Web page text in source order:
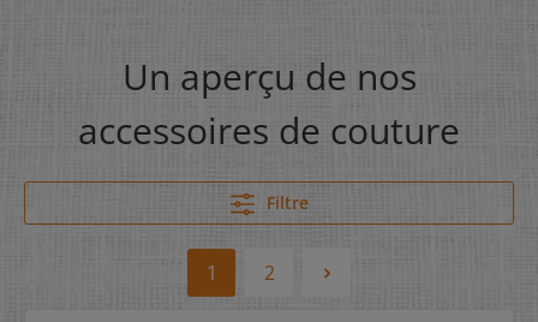
Un aperçu de nos
accessoires de couture
Filtre
1 2